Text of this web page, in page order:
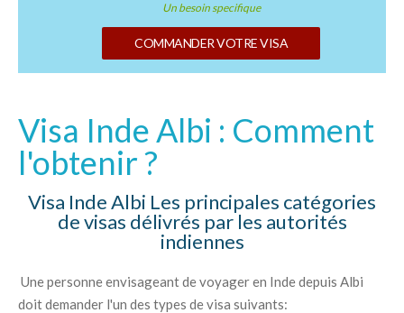
Un besoin specifique
COMMANDER VOTRE VISA
Visa Inde Albi : Comment
l'obtenir ?
Visa Inde Albi Les principales catégories
de visas délivrés par les autorités
indiennes
Une personne envisageant de voyager en Inde depuis Albi
doit demander l'un des types de visa suivants: